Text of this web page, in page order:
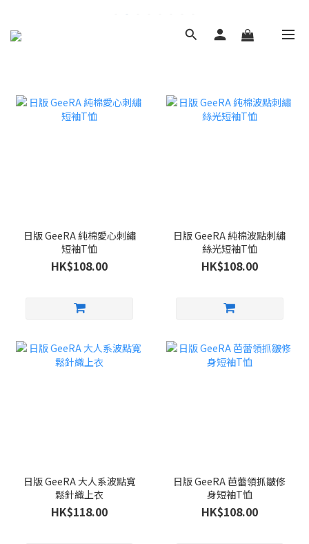
日版 GeeRA 純棉愛心刺繡
短袖T恤
HK$108.00
日版 GeeRA 純棉波點刺繡
絲光短袖T恤
HK$108.00
日版 GeeRA 大人系波點寬
鬆針織上衣
HK$118.00
日版 GeeRA 芭蕾領抓皺修
身短袖T恤
HK$108.00